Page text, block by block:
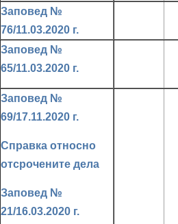
Заповед №
76/11.03.2020 г.
Заповед №
65/11.03.2020 г.
Заповед №
69/17.11.2020 г.
Справка относно
отсрочените дела
Заповед №
21/16.03.2020 г.